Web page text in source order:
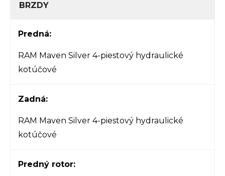
BRZDY
Predná:
RAM Maven Silver 4-piestový hydraulické
kotúčové
Zadná:
RAM Maven Silver 4-piestový hydraulické
kotúčové
Predný rotor: